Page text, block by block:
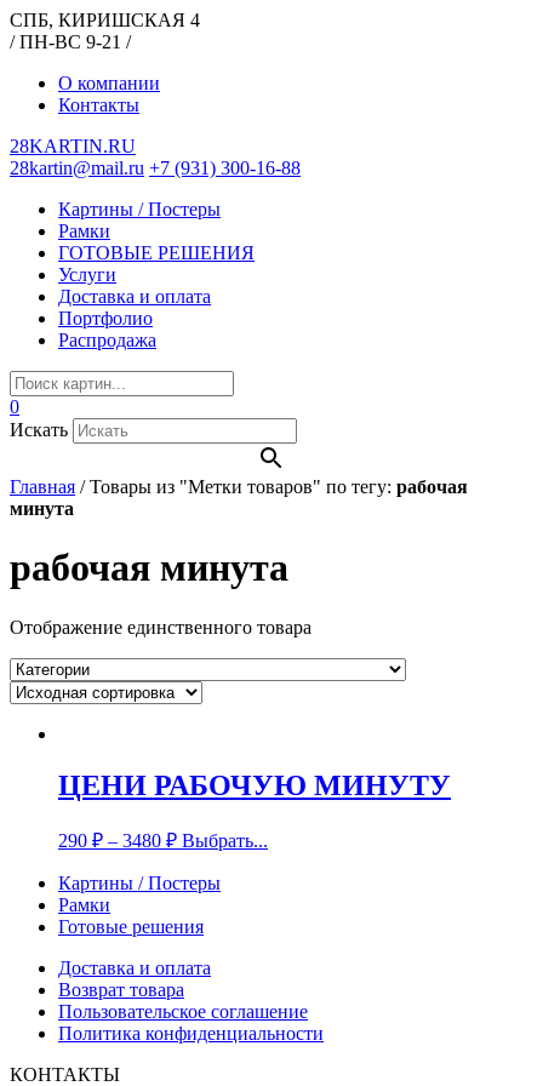
СПБ, КИРИШСКАЯ 4
/ ПН-ВС 9-21 /
О компании
Контакты
28KARTIN.RU
28kartin@mail.ru +7 (931) 300-16-88
Картины / Постеры
Рамки
ГОТОВЫЕ РЕШЕНИЯ
Услуги
Доставка и оплата
Портфолио
Распродажа
0
Искать
Главная /Товары из "Метки товаров" по тегу: рабочая
минута
рабочая минута
Отображение единственного товара
ЦЕНИ РАБОЧУЮ МИНУТУ
290 ₽ – 3480 ₽ Выбрать...
Картины / Постеры
Рамки
Готовые решения
Доставка и оплата
Возврат товара
Пользовательское соглашение
Политика конфиденциальности
КОНТАКТЫ